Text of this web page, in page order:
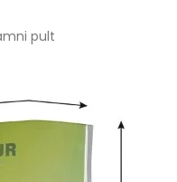
pult